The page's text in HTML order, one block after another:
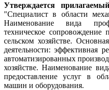
Утверждается прилагаемый
"Специалист в области
Наименование вида
техническое сопровождение
сельском хозяйстве.
деятельности: эффективная
автоматизированных
хозяйстве. Наименование
предоставление услуг в
машин и оборудования.